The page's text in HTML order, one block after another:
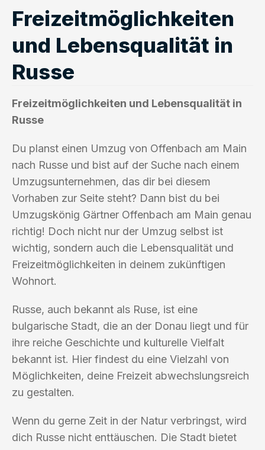
Freizeitmöglichkeiten
und Lebensqualität in
Russe
Freizeitmöglichkeiten und Lebensqualität in
Russe
Du planst einen Umzug von Offenbach am Main
nach Russe und bist auf der Suche nach einem
Umzugsunternehmen, das dir bei diesem
Vorhaben zur Seite steht? Dann bist du bei
Umzugskönig Gärtner Offenbach am Main genau
richtig! Doch nicht nur der Umzug selbst ist
wichtig, sondern auch die Lebensqualität und
Freizeitmöglichkeiten in deinem zukünftigen
Wohnort.
Russe, auch bekannt als Ruse, ist eine
bulgarische Stadt, die an der Donau liegt und für
ihre reiche Geschichte und kulturelle Vielfalt
bekannt ist. Hier findest du eine Vielzahl von
Möglichkeiten, deine Freizeit abwechslungsreich
zu gestalten.
Wenn du gerne Zeit in der Natur verbringst, wird
dich Russe nicht enttäuschen. Die Stadt bietet